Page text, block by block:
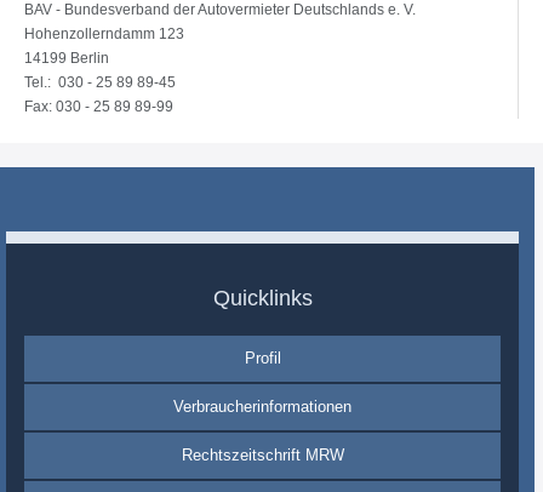
BAV - Bundesverband der Autovermieter Deutschlands e. V.
Hohenzollerndamm 123
14199 Berlin
Tel.: 030 - 25 89 89-45
Fax: 030 - 25 89 89-99
Quicklinks
Profil
Verbraucherinformationen
Rechtszeitschrift MRW